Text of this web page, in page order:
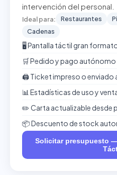
intervención del personal.
Ideal para: Restaurantes
Cadenas
🖥️ Pantalla táctil gran
🛒 Pedido y pago
🖨️ Ticket impreso o enviado
📊 Estadísticas de uso y
✏️ Carta actualizable desde
📦 Descuento de stock
Solicitar presupuesto